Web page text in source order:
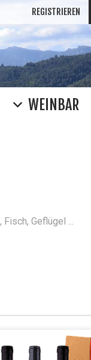
REGISTRIEREN
WEINBAR